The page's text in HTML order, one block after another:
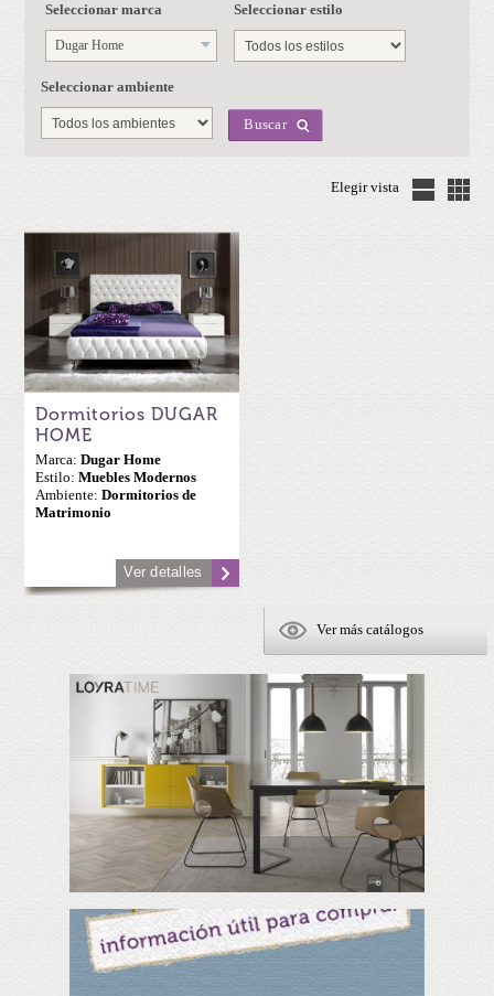
Seleccionar marca
Dugar Home
Seleccionar estilo
Seleccionar ambiente
Buscar
Elegir vista
Dormitorios DUGAR
HOME
Marca:Dugar Home
Estilo:Muebles Modernos
Ambiente:Dormitorios de
Matrimonio
Ver detalles
Ver más catálogos